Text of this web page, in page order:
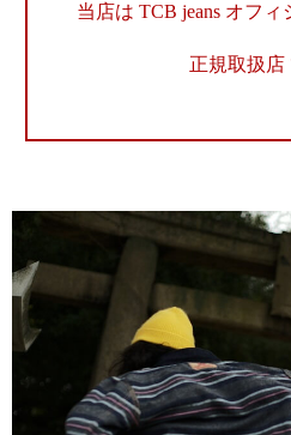
当店は TCB jeans オフ
正規取扱店